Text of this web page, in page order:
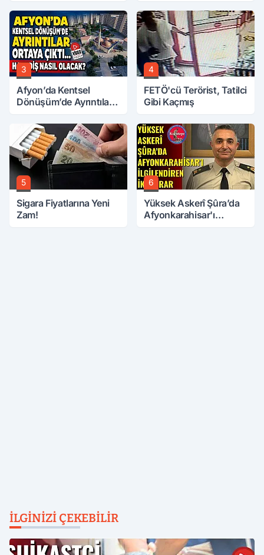
3
Afyon’da Kentsel
Dönüşüm’de Ayrıntılar
Nasıl Olacak?
4
FETÖ'cü Terörist, Tatilci
Gibi Kaçmış
5
Sigara Fiyatlarına Yeni
Zam!
6
Yüksek Askerî Şûra’da
Afyonkarahisar'ı
İLGINIZI ÇEKEBILIR